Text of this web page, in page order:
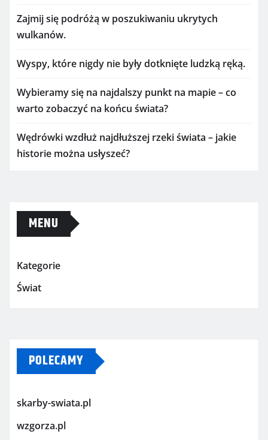
Zajmij się podróżą w poszukiwaniu ukrytych
wulkanów.
Wyspy, które nigdy nie były dotknięte ludzką ręką.
Wybieramy się na najdalszy punkt na mapie – co
warto zobaczyć na końcu świata?
Wędrówki wzdłuż najdłuższej rzeki świata – jakie
historie można usłyszeć?
MENU
Kategorie
Świat
POLECAMY
skarby-swiata.pl
wzgorza.pl